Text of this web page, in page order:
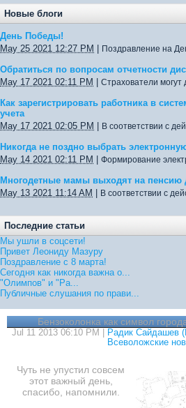
Новые блоги
День Победы!
May 25 2021 12:27 PM
Поздравление на
Обратиться по вопросам отчетности
May 17 2021 02:11 PM
Страхователи могут
Как зарегистрировать работника в
учета
May 17 2021 02:05 PM
В соответствии с
Никогда не поздно выбрать
May 14 2021 02:11 PM
Формирование
Многодетные мамы выходят на пенсию
May 13 2021 11:14 AM
В соответствии с
Последние статьи
Мы ушли в соцсети!
Привет Леониду Мазуру
Поздравление с 8 марта!
Сегодня как никогда важна о...
"Олимпов" и "Ра...
Публичные слушания по прави...
Бензоколонка как символ
Jul 11 2013 06:10 PM | Радик Сайдашев
Всеволожские
Чуть не упустил совсем
этот важный день,
спасибо, напомнили.